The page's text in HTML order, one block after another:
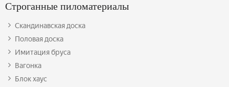
Строганные пиломатериалы
Скандинавская доска
Половая доска
Имитация бруса
Вагонка
Блок хаус